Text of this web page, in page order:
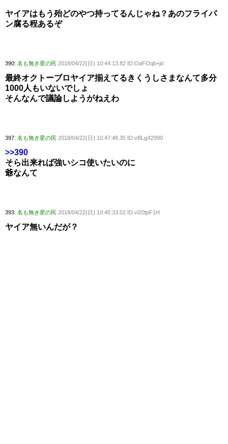
ヤイアはもう殆どのやつ持ってるんじゃね？あのフライパ
ン腐る程あるぞ
390: 名も無き星の民 2018/04/22(日) 10:44:13.82 ID:OaFOqb+jd
最終オクトーブロヤイア揃えてるきくうしさまなんて多分
1000人もいないでしょ
そんなんで議論しようがねえわ
397: 名も無き星の民 2018/04/22(日) 10:47:48.35 ID:vBLgX2990
>>390
そら出来れば強いシコ使いたいのに
爺なんて
393: 名も無き星の民 2018/04/22(日) 10:45:33.02 ID:vl20tpF1H
ヤイア無いんだが？